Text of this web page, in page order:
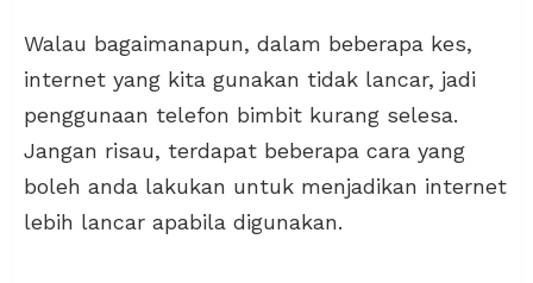
Walau bagaimanapun, dalam beberapa kes,
internet yang kita gunakan tidak lancar, jadi
penggunaan telefon bimbit kurang selesa.
Jangan risau, terdapat beberapa cara yang
boleh anda lakukan untuk menjadikan internet
lebih lancar apabila digunakan.